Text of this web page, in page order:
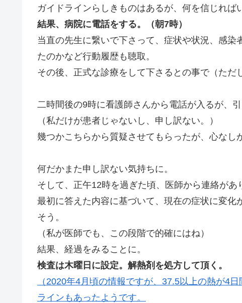
ガイドラインらしきものはあるが、何を信じれば
結果、病院に電話をする。（朝7時）
当直の先生に繋いで下さって、症状や状況、感
たのかなど行動履歴も聴取。
その後、正式な診療をして下さるとの事で（ただ
二時間後の9時に看護師さんから電話が入るが、引
（私だけが患者じゃないし、申し訳ない。）
幾つかこちらから質疑させてもらったが、心なし
何だかまた申し訳ない気持ちに。
そして、正午12時を過ぎた頃、医師から連絡があ
最初に答えた内容に基づいて、現在の症状に変
そう。
（私が医師でも、この段階で的確にはね）
結果、経過をみることに。
検査は木曜日に設定。解熱剤を処方して頂く。
（2020年4月頃の情報ですが、37.5以上の熱が4
ラインもあったようです。